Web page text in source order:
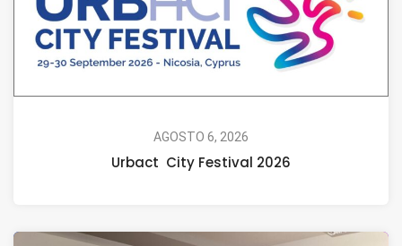
AGOSTO 6, 2026
Urbact City Festival 2026